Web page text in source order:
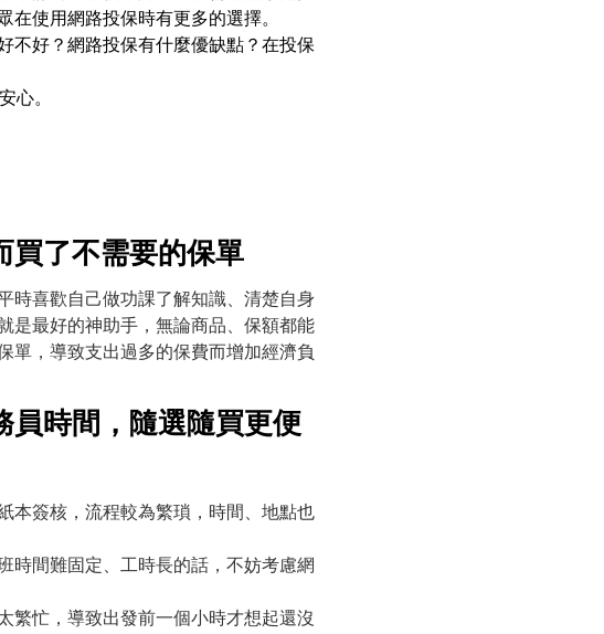
使用網路投保時有更多的選擇。
不好？網路投保有什麼優缺點？在投保
心。
買了不需要的保單
時喜歡自己做功課了解知識、清楚自身
是最好的神助手，無論商品、保額都能
單，導致支出過多的保費而增加經濟負
員時間，隨選隨買更便
本簽核，流程較為繁瑣，時間、地點也
時間難固定、工時長的話，不妨考慮網
繁忙，導致出發前一個小時才想起還沒